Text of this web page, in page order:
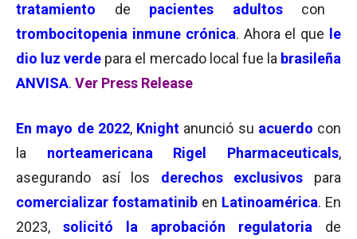
tratamiento de pacientes adultos con
trombocitopenia inmune crónica. Ahora el que
le
dio luz verde para el mercado local fue la brasileña
ANVISA. Ver Press Release
En mayo de 2022, Knight anunció su acuerdo con
la norteamericana Rigel Pharmaceuticals,
asegurando así los derechos exclusivos para
comercializar fostamatinib en Latinoamérica. En
2023, solicitó la aprobación regulatoria de